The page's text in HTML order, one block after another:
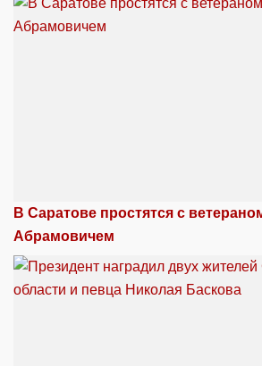
В Саратове простятся с
Абрамовичем